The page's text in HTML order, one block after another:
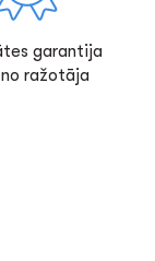
garantija
ražotāja